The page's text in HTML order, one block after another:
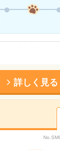
詳しく見る